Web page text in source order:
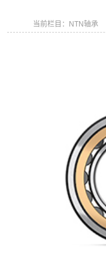
当前栏目：NTN轴承